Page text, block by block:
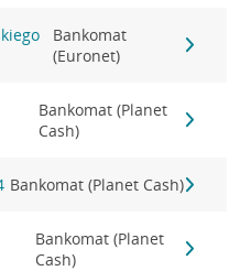
Bankomat
(Euronet)
Bankomat (Planet
Cash)
Bankomat (Planet Cash)
Bankomat (Planet
Cash)